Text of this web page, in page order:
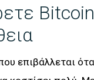
επιβάλλεται